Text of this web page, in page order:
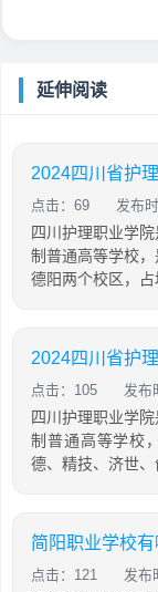
延伸阅读
2024四川省护
点击：69 发布
四川护理职业学
制普通高等学校，
德阳两个校区，
2024四川省护
点击：105 发布
四川护理职业学
制普通高等学校
德、精技、济世、
简阳职业学校
点击：121 发布